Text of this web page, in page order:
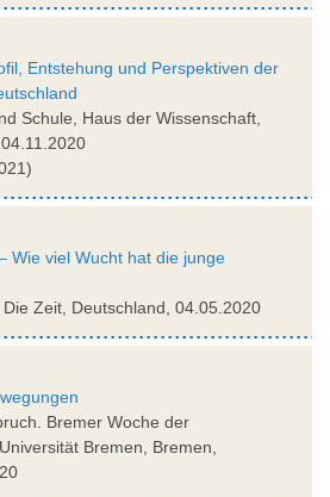
Entstehung und Perspektiven der
Schule, Haus der Wissenschaft,
Wie viel Wucht hat die junge
Zeit, Deutschland, 04.05.2020
Bremer Woche der
Bremen, Bremen,